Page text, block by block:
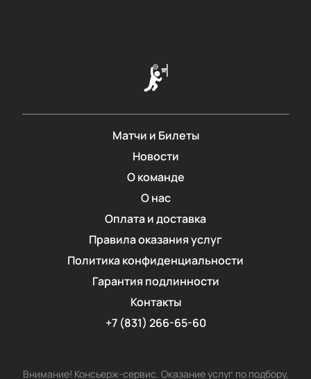
Матчи и Билеты
Новости
О команде
О нас
Оплата и доставка
Правила оказания услуг
Политика конфиденциальности
Гарантия подлинности
Контакты
+7 (831) 266-65-60
Внимание! Консьерж-сервис. Оказание услуг по подбору,